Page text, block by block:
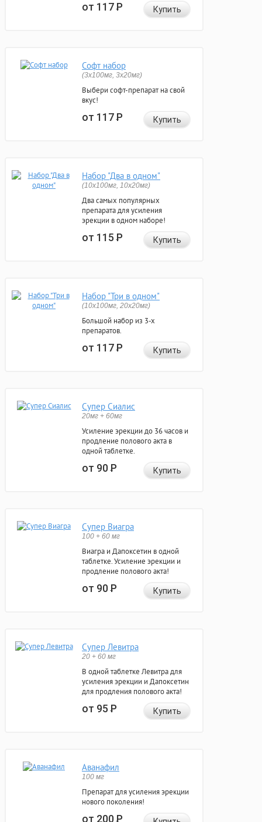
от 117Р Купить
Софт набор
(3x100мг, 3x20мг)
Выбери софт-препарат на свой
вкус!
от 117Р Купить
Набор "Два в одном"
(10x100мг, 10x20мг)
Два самых популярных
препарата для усиления
эрекции в одном наборе!
от 115Р Купить
Набор "Три в одном"
(10x100мг, 20x20мг)
Большой набор из 3-х
препаратов.
от 117Р Купить
Супер Сиалис
20мг + 60мг
Усиление эрекции до 36 часов и
продление полового акта в
одной таблетке.
от 90Р Купить
Супер Виагра
100 + 60 мг
Виагра и Дапоксетин в одной
таблетке. Усиление эрекции и
продление полового акта!
от 90Р Купить
Супер Левитра
20 + 60 мг
В одной таблетке Левитра для
усиления эрекции и Дапоксетин
для продления полового акта!
от 95Р Купить
Аванафил
100 мг
Препарат для усиления эрекции
нового поколения!
от 200Р